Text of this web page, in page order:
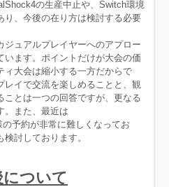
の生産中止や、Switch環境
り、今後の在り方は検討する必要
ジュアルプレイヤーへのアプロー
ます。ポイントだけが大会の価
ィ大会は縮小する一方だからで
レイで交流を楽しめることと、観
とは一つの回答ですが、更なる
。また、最近は
予約が非常に難しくなってお
討しております。
ついて